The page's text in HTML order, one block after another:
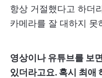
항상 거절했다고 하더
카메라를 잘 대하지 못
영상이나 유튜브를 보
있더라고요. 혹시 최애